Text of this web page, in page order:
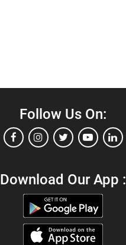
Follow Us On:
Download Our App :